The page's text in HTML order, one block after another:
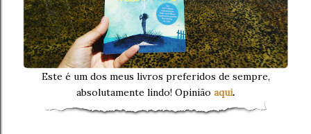
Este é um dos meus livros preferidos de sempre,
absolutamente lindo! Opinião aqui.